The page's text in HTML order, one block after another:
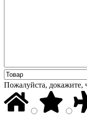
Пожалуйста, докажите,